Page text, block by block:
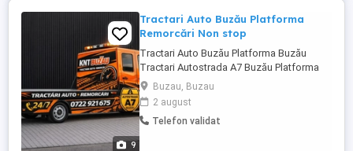
9
Tractari Auto Buzău Platforma
Remorcări Non stop
Tractari Auto Buzău Platforma Buzău
Tractari Autostrada A7 Buzău Platforma
Autostrada A7 Buzău Remorcări Auto
Livrare de combustibil Transfer de curent
Tractari locale și naționale
Buzau, Buzau
2 august
Telefon validat